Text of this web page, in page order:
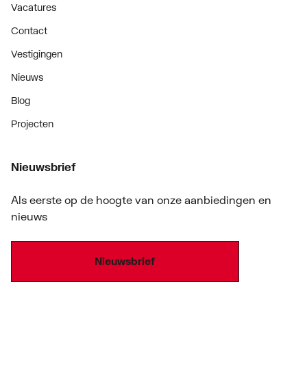
Vacatures
Contact
Vestigingen
Nieuws
Blog
Projecten
Nieuwsbrief
Als eerste op de hoogte van onze aanbiedingen en
nieuws
Nieuwsbrief